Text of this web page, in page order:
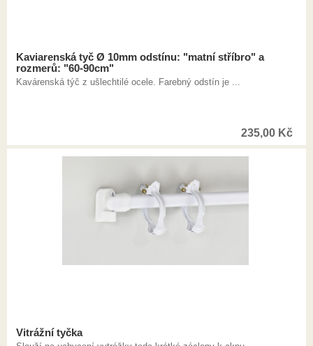
Kaviarenská tyč Ø 10mm odstínu: "matní stříbro" a
rozmerů: "60-90cm"
Kavárenská týč z ušlechtilé ocele. Farebný odstín je ...
235,00 Kč
Vitrážní tyčka